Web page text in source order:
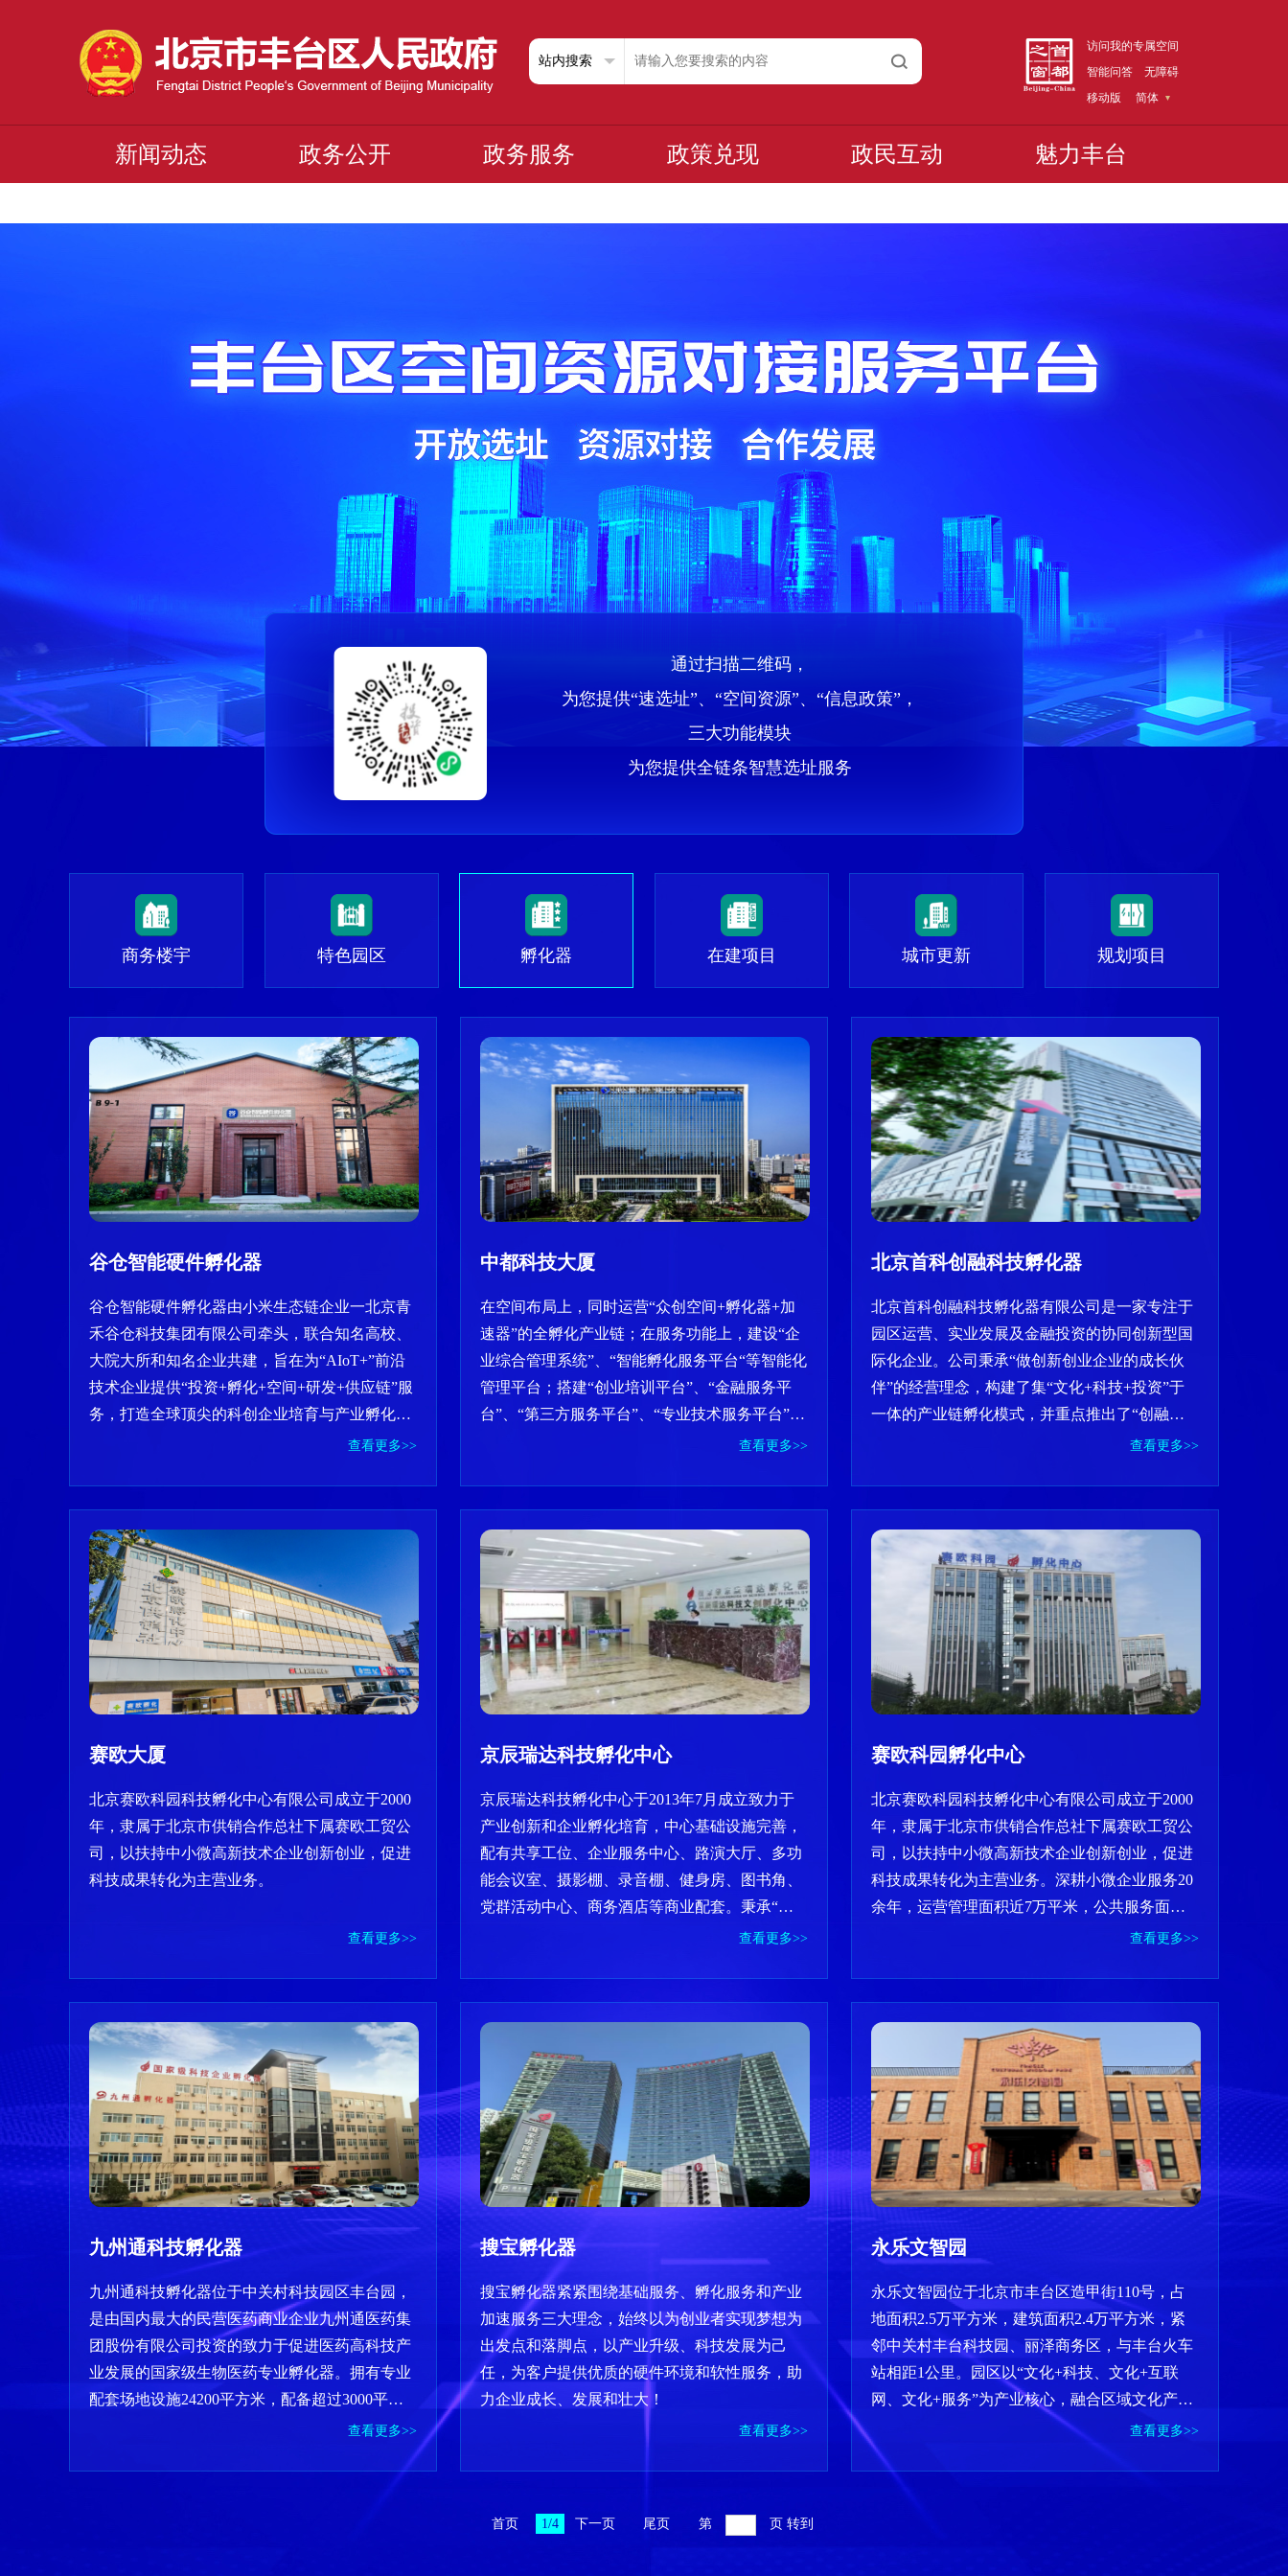
访问我的专属空间
智能问答
无障碍
移动版
简体
新闻动态 政务公开 政务服务 政策兑现 政民互动 魅力丰台
通过扫描二维码，
为您提供“速选址”、“空间资源”、“信息政策”，
三大功能模块
为您提供全链条智慧选址服务
商务楼宇 特色园区 孵化器 在建项目 城市更新 规划项目
谷仓智能硬件孵化器
谷仓智能硬件孵化器由小米生态链企业一北京青
禾谷仓科技集团有限公司牵头，联合知名高校、
大院大所和知名企业共建，旨在为“AIoT+”前沿
技术企业提供“投资+孵化+空间+研发+供应链”服
务，打造全球顶尖的科创企业培育与产业孵化平
查看更多>>
中都科技大厦
在空间布局上，同时运营“众创空间+孵化器+加
速器”的全孵化产业链；在服务功能上，建设“企
业综合管理系统”、“智能孵化服务平台“等智能化
管理平台；搭建“创业培训平台”、“金融服务平
台”、“第三方服务平台”、“专业技术服务平台”为
一体的孵化服务体系。为入孵企业提供经营场
查看更多>>
北京首科创融科技孵化器
北京首科创融科技孵化器有限公司是一家专注于
园区运营、实业发展及金融投资的协同创新型国
际化企业。公司秉承“做创新创业企业的成长伙
伴”的经营理念，构建了集“文化+科技+投资”于
一体的产业链孵化模式，并重点推出了“创融云
巢”协同创新服务平台。该平台为企业提供全方
首科创融连续三年荣获国家级科技企业孵化
器“优秀（A类）”评级，并相继获得“国家级科技
企业孵化器”、“国家备案众创空间”、“北京市级
文化产业园区”及“北京市小型微型企业创新创业
基地”等50余项荣誉资质，已成为推动区域创新
和产业升级的关键平台，也是中国领先的园区运
营与投资孵化管理服务提供商之一。
查看更多>>
赛欧大厦
北京赛欧科园科技孵化中心有限公司成立于2000
年，隶属于北京市供销合作总社下属赛欧工贸公
司，以扶持中小微高新技术企业创新创业，促进
科技成果转化为主营业务。
查看更多>>
京辰瑞达科技孵化中心
京辰瑞达科技孵化中心于2013年7月成立致力于
产业创新和企业孵化培育，中心基础设施完善，
配有共享工位、企业服务中心、路演大厅、多功
能会议室、摄影棚、录音棚、健身房、图书角、
党群活动中心、商务酒店等商业配套。秉承“科
技创新、赋能升级”的理念，围绕电子信息、节
询和投融资等一站式产业服务。自成立以来，相
继获得国家级科技企业孵化器、高新技术企业、
优秀创业服务机构、国家备案众创空间、北京市
知识产权工作站、北京市创业孵化示范基地、北
京市小型微型企业创业创新示范基地、首都劳动
奖状等资质荣誉。
查看更多>>
赛欧科园孵化中心
北京赛欧科园科技孵化中心有限公司成立于2000
年，隶属于北京市供销合作总社下属赛欧工贸公
司，以扶持中小微高新技术企业创新创业，促进
科技成果转化为主营业务。深耕小微企业服务20
余年，运营管理面积近7万平米，公共服务面积
16000余平米。截至目前，拥有国家级孵化器、
查看更多>>
九州通科技孵化器
九州通科技孵化器位于中关村科技园区丰台园，
是由国内最大的民营医药商业企业九州通医药集
团股份有限公司投资的致力于促进医药高科技产
业发展的国家级生物医药专业孵化器。拥有专业
配套场地设施24200平方米，配备超过3000平方
米的药物研究与评价实验室、化学药物中试放大
查看更多>>
搜宝孵化器
搜宝孵化器紧紧围绕基础服务、孵化服务和产业
加速服务三大理念，始终以为创业者实现梦想为
出发点和落脚点，以产业升级、科技发展为己
任，为客户提供优质的硬件环境和软性服务，助
力企业成长、发展和壮大！
查看更多>>
永乐文智园
永乐文智园位于北京市丰台区造甲街110号，占
地面积2.5万平方米，建筑面积2.4万平方米，紧
邻中关村丰台科技园、丽泽商务区，与丰台火车
站相距1公里。园区以“文化+科技、文化+互联
网、文化+服务”为产业核心，融合区域文化产业
定位和发展现状，搭建“三文生态”产业圈，实
现“产业赋能企业，企业赋能城市”。园区聚焦高
品质文化科技企业、文化活动和服务，培育和孵
查看更多>>
首页 1/4 下一页 尾页 第 页 转到